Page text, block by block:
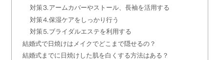
ブライダルホワイトニングは必要？先
輩花嫁の評判&口コミを徹底調査
対策⒊アームカバーやストール、長袖を活用する
対策⒋保湿ケアをしっかり行う
対策⒌ブライダルエステを利用する
結婚式で日焼けはメイクでどこまで隠せるの？
結婚式までに日焼けした肌を白くする方法はある？